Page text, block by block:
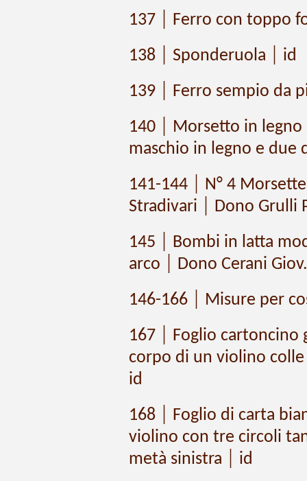
137 │ Ferro con toppo
138 │ Sponderuola │ id
139 │ Ferro sempio da
140 │ Morsetto in
maschio in legno e due
141-144 │ N° 4
Stradivari │ Dono Grulli
145 │ Bombi in latta
arco │ Dono Cerani Giov.
146-166 │ Misure per
167 │ Foglio cartoncino
corpo di un violino
id
168 │ Foglio di carta
violino con tre circoli
metà sinistra │ id